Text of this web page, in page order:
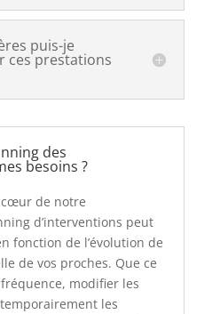
puis-je
ces prestations
des
besoins ?
de notre
d’interventions peut
fonction de l’évolution de
de vos proches. Que ce
modifier les
les